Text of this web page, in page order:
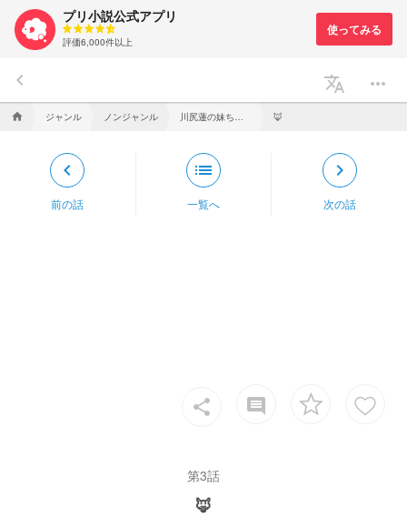
プリ小説公式アプリ
評価6,000件以上
keyboard_arrow_left translate more_horiz
home ジャンル ノンジャンル 🦊
keyboard_arrow_left
前の話
list
一覧へ
keyboard_arrow_right
次の話
share insert_comment
第3話
🦊